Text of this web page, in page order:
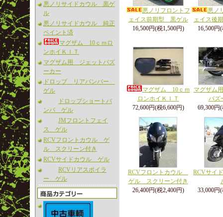
悪ノリサイドカウル 黒ゲ
ル
悪ノリサイドカウル 純正
ペイント済
マグザム 10ｃｍロ
ンホイＫＩＴ
マグザム用 ジェットバズ
ーカー
ドロップ リアバンパー
ゲル
ドロップショートバ
ンパ ゲル
JMフロントフェイ
ス ゲル
RCVフロントカウル ゲ
ル スクリーン付き
RCVサイドカウル ゲル
RCVリアスポイラ
ー ゲル
悪ノリフロントフ
ェイス前期型 黒ゲル
16,500円(税1,500円)
悪ノ
ェイス後
16,500円
マグザム 10ｃｍ
ロンホイＫＩＴ
72,600円(税6,600円)
マグザム
バズ
69,300円
RCVフロントカウル
ゲル スクリーン付き
26,400円(税2,400円)
RCVサイ
33,000円